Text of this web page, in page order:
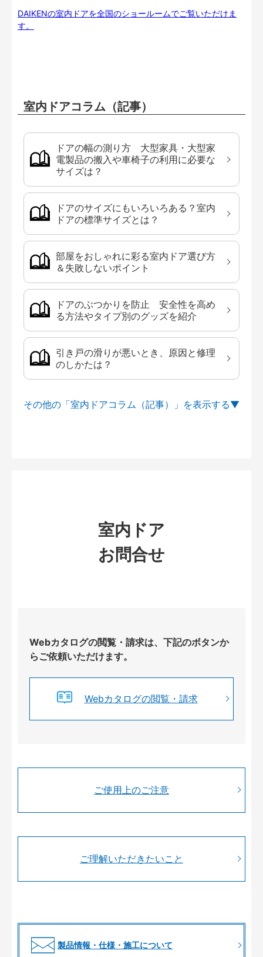
DAIKENの室内ドアを全国のショールームでご覧いただけま
す。
室内ドアコラム（記事）
ドアの幅の測り方 大型家具・大型家
電製品の搬入や車椅子の利用に必要な
サイズは？
ドアのサイズにもいろいろある？室内
ドアの標準サイズとは？
部屋をおしゃれに彩る室内ドア選び方
＆失敗しないポイント
ドアのぶつかりを防止 安全性を高め
る方法やタイプ別のグッズを紹介
引き戸の滑りが悪いとき、原因と修理
のしかたは？
その他の「室内ドアコラム（記事）」を
室内ドア
お問合せ
Webカタログの閲覧・請求は、下記のボタンか
らご依頼いただけます。
Webカタログの閲覧・請求
ご使用上のご注意
ご理解いただきたいこと
製品情報・仕様・施工について